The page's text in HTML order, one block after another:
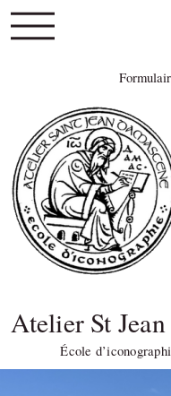
Atelier St
École